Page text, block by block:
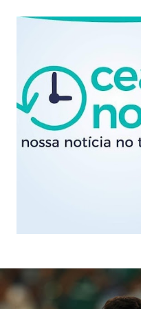
Pular para